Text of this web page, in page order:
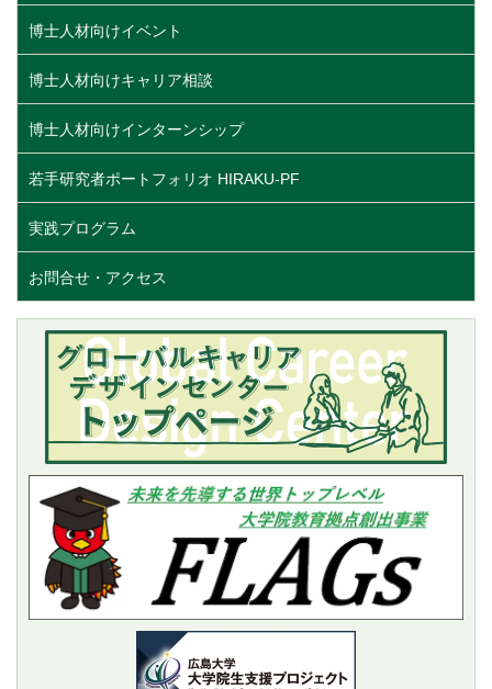
ジ
博士人材向けイベント
博士人材向けキャリア相談
博士人材向けインターンシップ
若手研究者ポートフォリオ HIRAKU-PF
実践プログラム
お問合せ・アクセス